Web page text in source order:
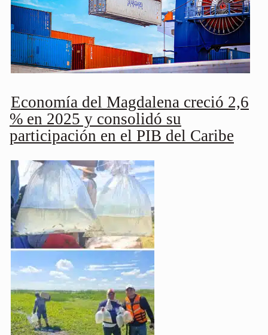
Economía del Magdalena creció 2,6
% en 2025 y consolidó su
participación en el PIB del Caribe